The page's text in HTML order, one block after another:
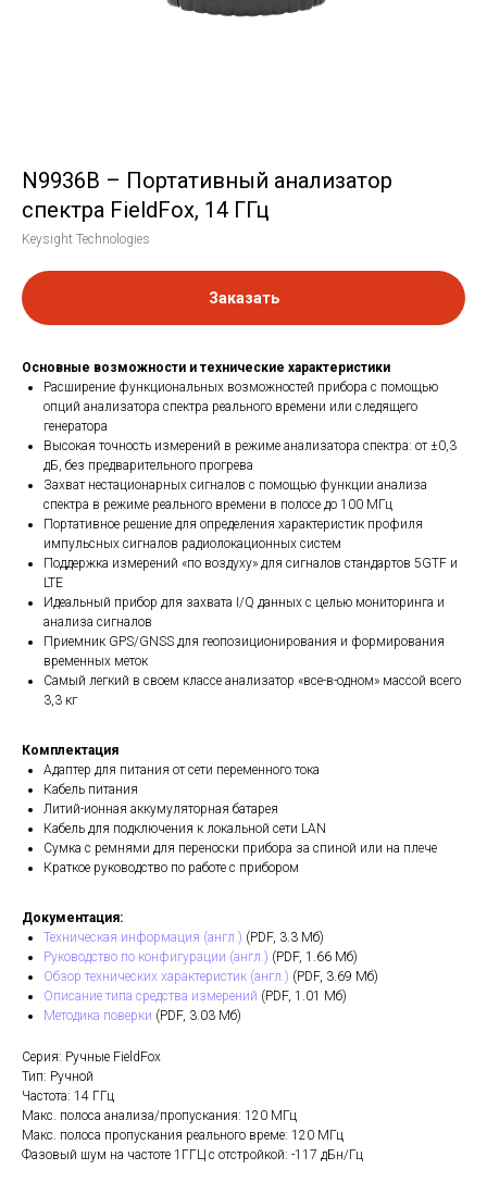
N9936B – Портативный анализатор
спектра FieldFox, 14 ГГц
Keysight Technologies
Заказать
Основные возможности и технические характеристики
Расширение функциональных возможностей прибора с помощью
опций анализатора спектра реального времени или следящего
генератора
Высокая точность измерений в режиме анализатора спектра: от ±0,3
дБ, без предварительного прогрева
Захват нестационарных сигналов с помощью функции анализа
спектра в режиме реального времени в полосе до 100 МГц
Портативное решение для определения характеристик профиля
импульсных сигналов радиолокационных систем
Поддержка измерений «по воздуху» для сигналов стандартов 5GTF и
LTE
Идеальный прибор для захвата I/Q данных с целью мониторинга и
анализа сигналов
Приемник GPS/GNSS для геопозиционирования и формирования
временных меток
Самый легкий в своем классе анализатор «все-в-одном» массой всего
3,3 кг
Комплектация
Адаптер для питания от сети переменного тока
Кабель питания
Литий-ионная аккумуляторная батарея
Кабель для подключения к локальной сети LAN
Сумка с ремнями для переноски прибора за спиной или на плече
Краткое руководство по работе с прибором
Документация:
Техническая информация (англ.) (PDF, 3.3 Мб)
Руководство по конфигурации (англ.) (PDF, 1.66 Мб)
Обзор технических характеристик (англ.) (PDF, 3.69 Мб)
Описание типа средства измерений (PDF, 1.01 Мб)
Методика поверки (PDF, 3.03 Мб)
Серия: Ручные FieldFox
Тип: Ручной
Частота: 14 ГГц
Макс. полоса анализа/пропускания: 120 МГц
Макс. полоса пропускания реального време: 120 МГц
Фазовый шум на частоте 1ГГЦ с отстройкой: -117 дБн/Гц